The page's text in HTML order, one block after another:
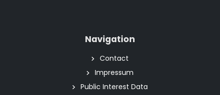
Navigation
Contact
Impressum
Public Interest Data